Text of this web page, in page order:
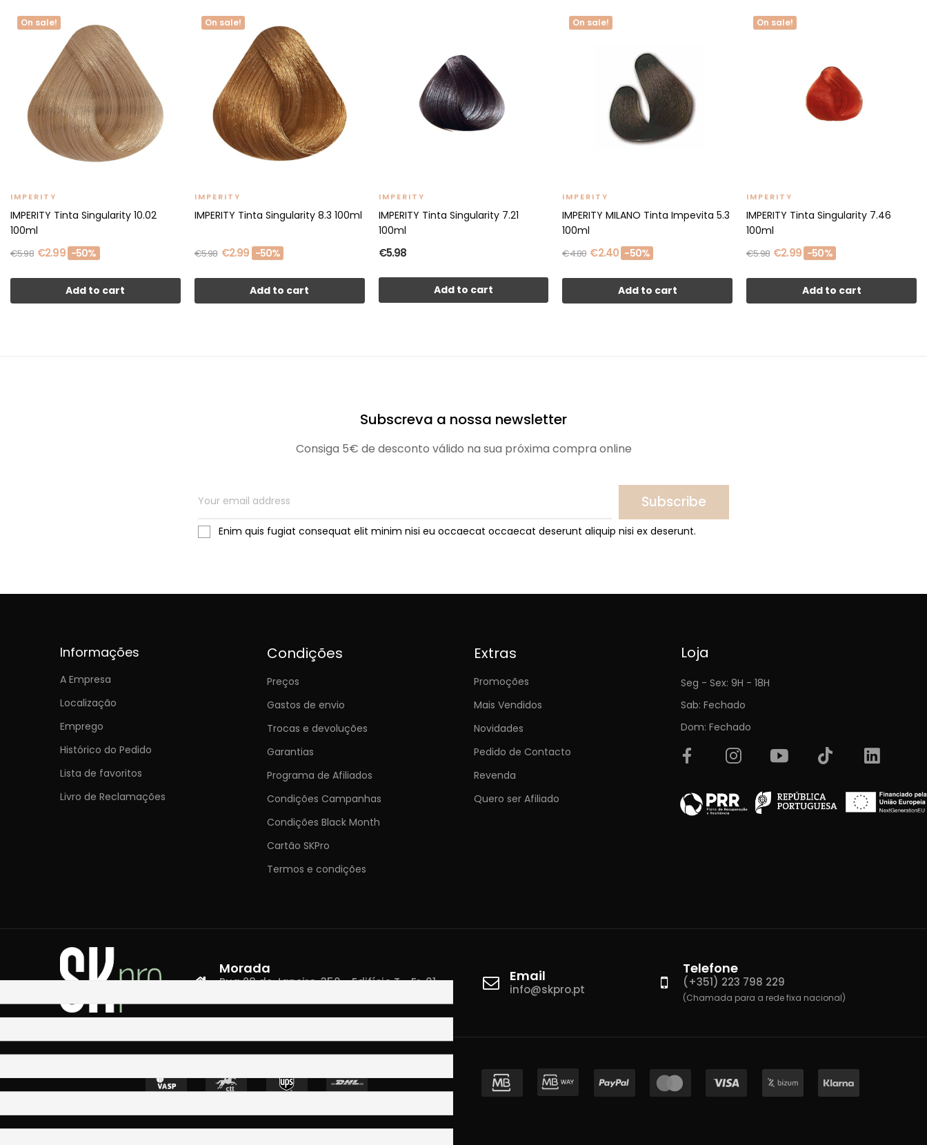
On sale!
IMPERITY
IMPERITY Tinta Singularity 10.02
100ml
€5.98 €2.99 -50%
Add to cart
On sale!
IMPERITY
IMPERITY Tinta Singularity 8.3 100ml
€5.98 €2.99 -50%
Add to cart
IMPERITY
IMPERITY Tinta Singularity 7.21
100ml
€5.98
Add to cart
On sale!
IMPERITY
IMPERITY MILANO Tinta Impevita 5.3
100ml
€4.80 €2.40 -50%
Add to cart
On sale!
IMPERITY
IMPERITY Tinta Singularity 7.46
100ml
€5.98 €2.99 -50%
Add to cart
Subscreva a nossa newsletter
Consiga 5€ de desconto válido na sua próxima compra online
Subscribe
Enim quis fugiat consequat elit minim nisi eu occaecat occaecat deserunt aliquip nisi ex deserunt.
Informações
A Empresa
Localização
Emprego
Histórico do Pedido
Lista de favoritos
Livro de Reclamações
Condições
Preços
Gastos de envio
Trocas e devoluções
Garantias
Programa de Afiliados
Condições Campanhas
Condições Black Month
Cartão SKPro
Termos e condições
Extras
Promoções
Mais Vendidos
Novidades
Pedido de Contacto
Revenda
Quero ser Afiliado
Loja
Seg - Sex: 9H - 18H
Sab: Fechado
Dom: Fechado
Morada
Rua 28 de Janeiro, 350 - Edifício T - Fr. 01
Email
info@skpro.pt
Telefone
(+351) 223 798 229
(Chamada para a rede fixa nacional)